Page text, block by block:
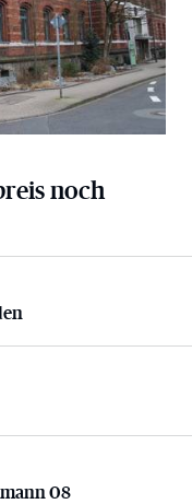
noch
08
08